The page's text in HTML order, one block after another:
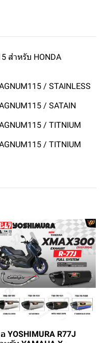
สำหรับ HONDA
/ STAINLESS
/ SATAIN
/ TITNIUM
/ TITNIUM
YOSHIMURA R77J